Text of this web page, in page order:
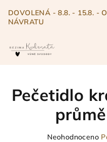
obsah
DOVOLENÁ - 8.8. - 15.8. -
NÁVRATU
Pečetidlo
Průměrné
Neohodnoceno